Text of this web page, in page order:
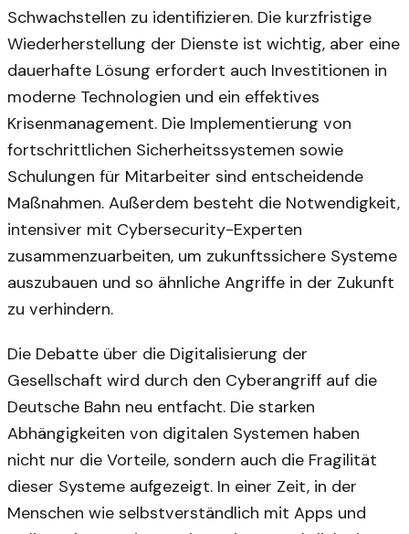
Schwachstellen zu identifizieren. Die kurzfristige
Wiederherstellung der Dienste ist wichtig, aber eine
dauerhafte Lösung erfordert auch Investitionen in
moderne Technologien und ein effektives
Krisenmanagement. Die Implementierung von
fortschrittlichen Sicherheitssystemen sowie
Schulungen für Mitarbeiter sind entscheidende
Maßnahmen. Außerdem besteht die Notwendigkeit,
intensiver mit Cybersecurity-Experten
zusammenzuarbeiten, um zukunftssichere Systeme
auszubauen und so ähnliche Angriffe in der Zukunft
zu verhindern.
Die Debatte über die Digitalisierung der
Gesellschaft wird durch den Cyberangriff auf die
Deutsche Bahn neu entfacht. Die starken
Abhängigkeiten von digitalen Systemen haben
nicht nur die Vorteile, sondern auch die Fragilität
dieser Systeme aufgezeigt. In einer Zeit, in der
Menschen wie selbstverständlich mit Apps und